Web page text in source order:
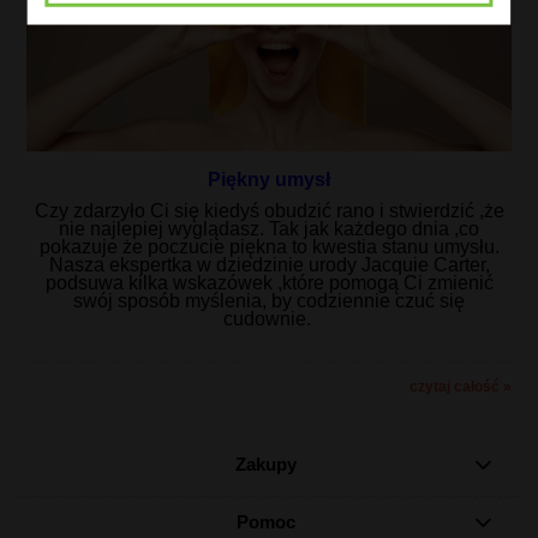
Piękny umysł
Czy zdarzyło Ci się kiedyś obudzić rano i stwierdzić ,że
nie najlepiej wyglądasz. Tak jak każdego dnia ,co
pokazuje że poczucie piękna to kwestia stanu umysłu.
Nasza ekspertka w dziedzinie urody Jacquie Carter,
podsuwa kilka wskazówek ,które pomogą Ci zmienić
swój sposób myślenia, by codziennie czuć się
cudownie.
Zakupy
Pomoc